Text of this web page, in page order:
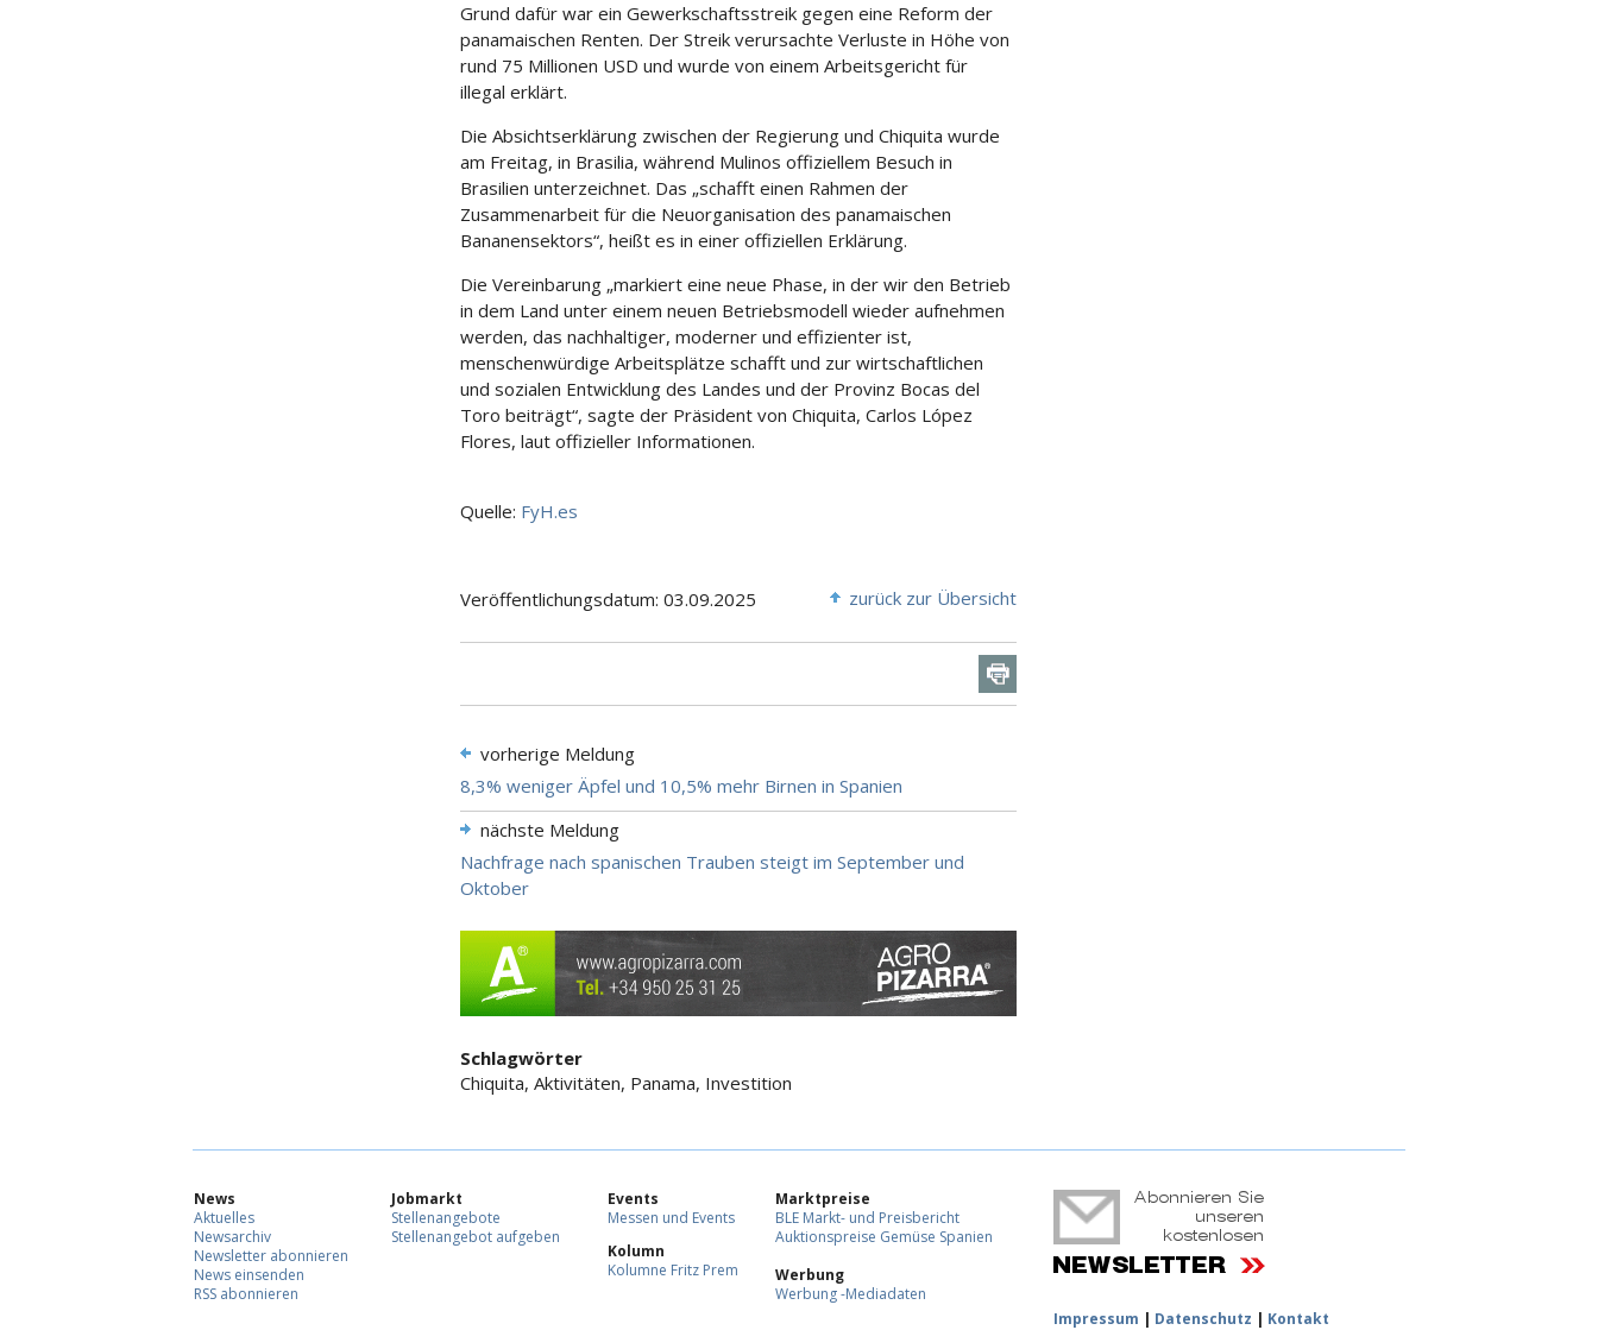
Grund dafür war ein Gewerkschaftsstreik gegen eine Reform der
panamaischen Renten. Der Streik verursachte Verluste in Höhe von
rund 75 Millionen USD und wurde von einem Arbeitsgericht für
illegal erklärt.
Die Absichtserklärung zwischen der Regierung und Chiquita wurde
am Freitag, in Brasilia, während Mulinos offiziellem Besuch in
Brasilien unterzeichnet. Das „schafft einen Rahmen der
Zusammenarbeit für die Neuorganisation des panamaischen
Bananensektors“, heißt es in einer offiziellen Erklärung.
Die Vereinbarung „markiert eine neue Phase, in der wir den Betrieb
in dem Land unter einem neuen Betriebsmodell wieder aufnehmen
werden, das nachhaltiger, moderner und effizienter ist,
menschenwürdige Arbeitsplätze schafft und zur wirtschaftlichen
und sozialen Entwicklung des Landes und der Provinz Bocas del
Toro beiträgt“, sagte der Präsident von Chiquita, Carlos López
Flores, laut offizieller Informationen.
Quelle: FyH.es
Veröffentlichungsdatum: 03.09.2025 zurück zur Übersicht
vorherige Meldung
8,3% weniger Äpfel und 10,5% mehr Birnen in Spanien
nächste Meldung
Nachfrage nach spanischen Trauben steigt im September und
Oktober
Schlagwörter
Chiquita, Aktivitäten, Panama, Investition
News
Aktuelles
Newsarchiv
Newsletter abonnieren
News einsenden
RSS abonnieren
Jobmarkt
Stellenangebote
Stellenangebot aufgeben
Events
Messen und Events
Kolumn
Kolumne Fritz Prem
Marktpreise
BLE Markt- und Preisbericht
Auktionspreise Gemüse Spanien
Werbung
Werbung -Mediadaten
Impressum | Datenschutz | Kontakt